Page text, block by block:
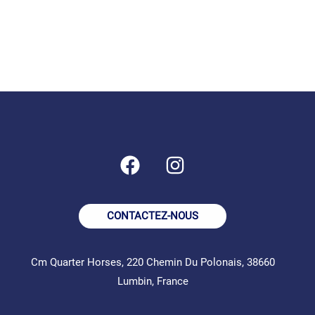
CONTACTEZ-NOUS
Cm Quarter Horses, 220 Chemin Du Polonais, 38660
Lumbin, France